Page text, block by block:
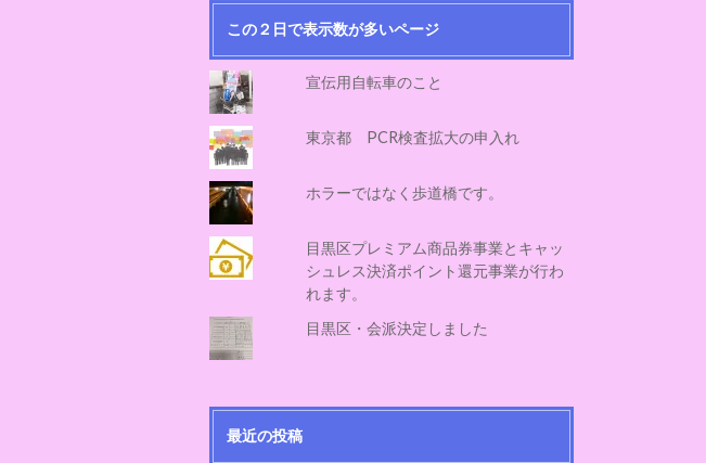
この２日で表示数が多いページ
宣伝用自転車のこと
東京都 PCR検査拡大の申入れ
ホラーではなく歩道橋です。
目黒区プレミアム商品券事業とキャッ
シュレス決済ポイント還元事業が行わ
れます。
目黒区・会派決定しました
最近の投稿